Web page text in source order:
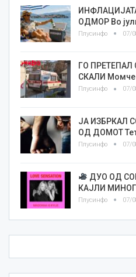
ОДМОР Во
Плусинфо 07/
ГО ПРЕТЕПАЛ
СКАЛИ Момче
Плусинфо 07/
ЈА ИЗБРКАЛ
ОД ДОМОТ
Плусинфо 07/
ДУО ОД
КАЈЛИ МИНОГ
Плусинфо 07/